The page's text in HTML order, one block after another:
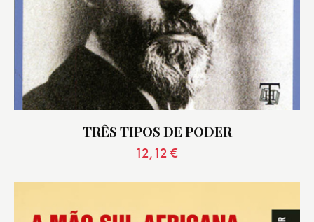
TRÊS TIPOS DE PODER
12,12 €